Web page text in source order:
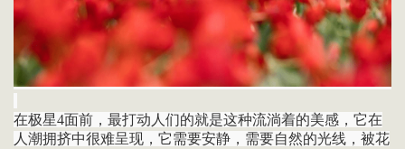
在极星4面前，最打动人们的就是这种流淌着的美感，它在
人潮拥挤中很难呈现，它需要安静，需要自然的光线，被花